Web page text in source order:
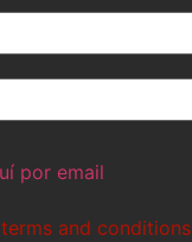
terms and conditions